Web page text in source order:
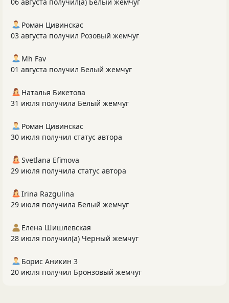
06 августа получил(а) Белый жемчуг
Роман Цивинскас
03 августа получил Розовый жемчуг
Mh Fav
01 августа получил Белый жемчуг
Наталья Бикетова
31 июля получила Белый жемчуг
Роман Цивинскас
30 июля получил статус автора
Svetlana Efimova
29 июля получила статус автора
Irina Razgulina
29 июля получила Белый жемчуг
Елена Шишлевская
28 июля получил(а) Черный жемчуг
Борис Аникин 3
20 июля получил Бронзовый жемчуг